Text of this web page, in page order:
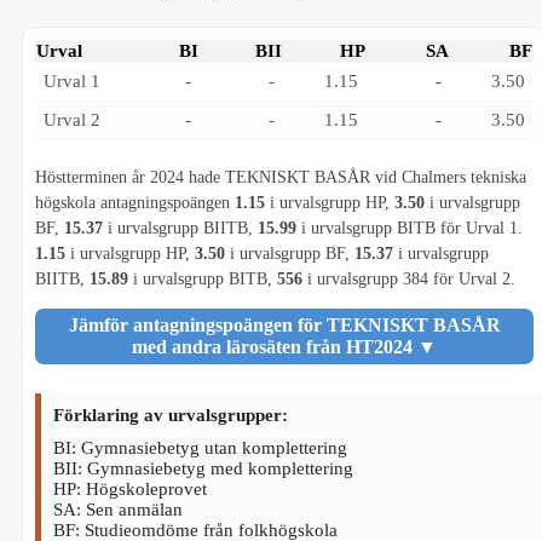
Urval BI BII HP SA
BF
Urval 1
- - 1.15 -
3.50
Urval 2
- - 1.15 - 3.50
Höstterminen år 2024 hade TEKNISKT BASÅR vid Chalmers tekniska
högskola antagningspoängen 1.15 i urvalsgrupp HP, 3.50 i urvalsgrupp
BF, 15.37 i urvalsgrupp BIITB, 15.99 i urvalsgrupp BITB för Urval 1.
1.15 i urvalsgrupp HP, 3.50 i urvalsgrupp BF, 15.37 i urvalsgrupp
BIITB, 15.89 i urvalsgrupp BITB, 556 i urvalsgrupp 384 för Urval 2.
Jämför antagningspoängen för TEKNISKT BASÅR
med andra lärosäten från HT2024 ▼
Förklaring av urvalsgrupper:
BI: Gymnasiebetyg utan komplettering
BII: Gymnasiebetyg med komplettering
HP: Högskoleprovet
SA: Sen anmälan
BF: Studieomdöme från folkhögskola